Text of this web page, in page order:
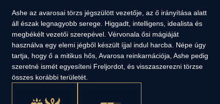
Ashe az avarosai törzs jégszülött vezetője, az ő irányítása alatt
áll észak legnagyobb serege. Higgadt, intelligens, idealista és
megbékélt vezetői szerepével. Vérvonala ősi mágiáját
használva egy elemi jégből készült íjjal indul harcba. Népe úgy
tartja, hogy ő a mitikus hős, Avarosa reinkarnációja, Ashe pedig
szeretné ismét egyesíteni Freljordot, és visszaszerezni törzse
összes korábbi területét.